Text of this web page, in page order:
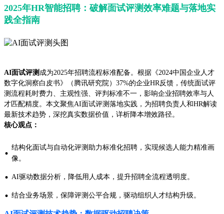
2025年HR智能招聘：破解面试评测效率难题与落地实
践全指南
AI面试评测 成为2025年招聘流程标准配备。根据《2024中国企业人才
数字化洞察白皮书》（腾讯研究院）37%的企业HR反馈，传统面试评
测流程耗时费力、主观性强、评判标准不一，影响企业招聘效率与人
才匹配精度。本文聚焦AI面试评测落地实践，为招聘负责人和HR解读
最新技术趋势，深挖真实数据价值，详析降本增效路径。
核心观点：
· 结构化面试与自动化评测助力标准化招聘，实现候选人能力精准画
像。
· AI驱动数据分析，降低用人成本，提升招聘全流程透明度。
· 结合业务场景，保障评测公平合规，驱动组织人才结构升级。